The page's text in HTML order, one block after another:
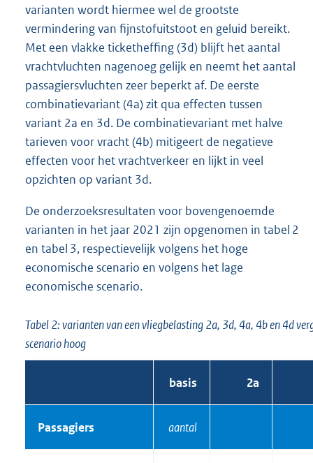
varianten wordt hiermee wel de grootste
vermindering van fijnstofuitstoot en geluid bereikt.
Met een vlakke ticketheffing (3d) blijft het aantal
vrachtvluchten nagenoeg gelijk en neemt het aantal
passagiersvluchten zeer beperkt af. De eerste
combinatievariant (4a) zit qua effecten tussen
variant 2a en 3d. De combinatievariant met halve
tarieven voor vracht (4b) mitigeert de negatieve
effecten voor het vrachtverkeer en lijkt in veel
opzichten op variant 3d.
De onderzoeksresultaten voor bovengenoemde
varianten in het jaar 2021 zijn opgenomen in tabel 2
en tabel 3, respectievelijk volgens het hoge
economische scenario en volgens het lage
economische scenario.
Tabel 2: varianten van een vliegbelasting 2a, 3d, 4a, 4b en 4d
scenario hoog
basis 2a
Passagiers aantal